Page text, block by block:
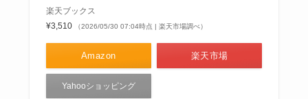
楽天ブックス
¥3,510
（2026/05/30 07:04時点 | 楽天市場調べ）
Amazon 楽天市場
Yahooショッピング